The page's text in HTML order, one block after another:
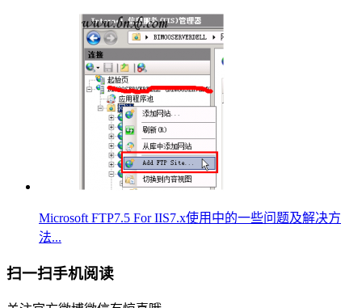
Microsoft FTP7.5 For IIS7.x使用中的一些问题及解决方
法...
扫一扫手机阅读